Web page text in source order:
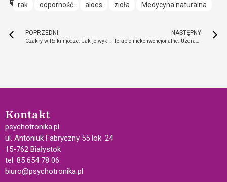
rak odporność aloes zioła Medycyna naturalna
POPRZEDNI
Czakry w Reiki i jodze. Jak je wykorzystać, by zwiększyć swoją energię?
NASTĘPNY
Terapie niekonwencjonalne. Uzdrawiający wpływ kolorów, dźwięków i książek
Kontakt
psychotronika.pl
ul. Antoniuk Fabryczny 55 lok. 24
15-762 Białystok
tel. 85 654 78 06
biuro@psychotronika.pl